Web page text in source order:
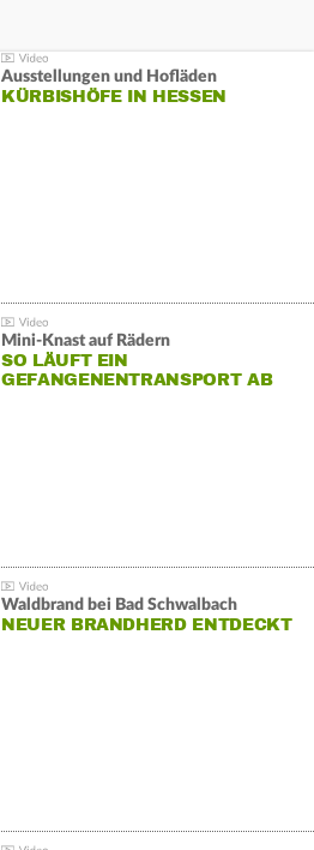
Ausstellungen und Hofläden
KÜRBISHÖFE IN HESSEN
Mini-Knast auf Rädern
SO LÄUFT EIN
GEFANGENENTRANSPORT AB
Waldbrand bei Bad Schwalbach
NEUER BRANDHERD ENTDECKT